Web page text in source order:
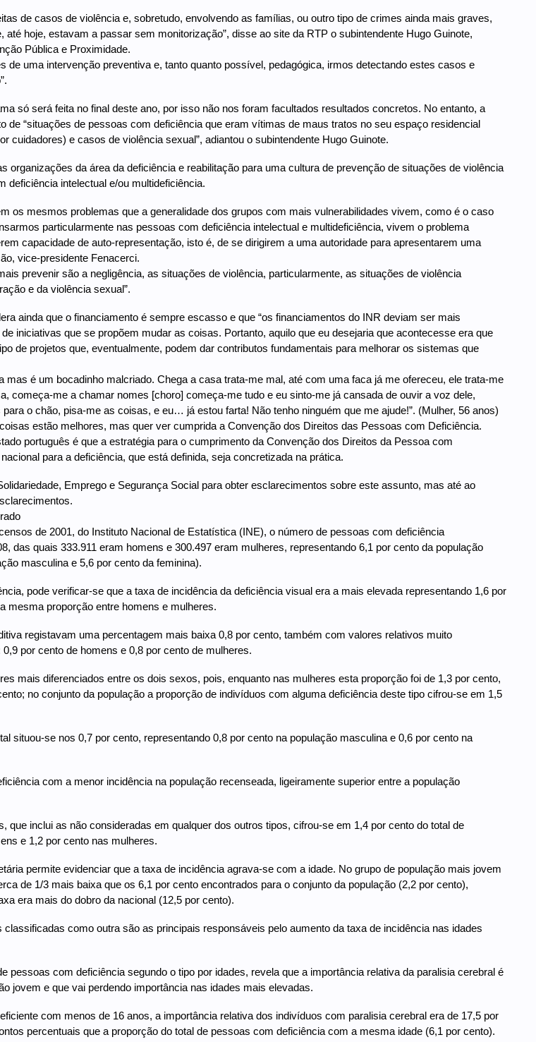
de casos de violência e, sobretudo, envolvendo as famílias, ou outro tipo de crimes ainda mais graves,
até hoje, estavam a passar sem monitorização”, disse ao site da RTP o subintendente Hugo Guinote,
Pública e Proximidade.
de uma intervenção preventiva e, tanto quanto possível, pedagógica, irmos detectando estes casos e
só será feita no final deste ano, por isso não nos foram facultados resultados concretos. No entanto, a
de “situações de pessoas com deficiência que eram vítimas de maus tratos no seu espaço residencial
cuidadores) e casos de violência sexual”, adiantou o subintendente Hugo Guinote.
organizações da área da deficiência e reabilitação para uma cultura de prevenção de situações de violência
deficiência intelectual e/ou multideficiência.
os mesmos problemas que a generalidade dos grupos com mais vulnerabilidades vivem, como é o caso
particularmente nas pessoas com deficiência intelectual e multideficiência, vivem o problema
capacidade de auto-representação, isto é, de se dirigirem a uma autoridade para apresentarem uma
vice-presidente Fenacerci.
prevenir são a negligência, as situações de violência, particularmente, as situações de violência
e da violência sexual”.
ainda que o financiamento é sempre escasso e que “os financiamentos do INR deviam ser mais
iniciativas que se propõem mudar as coisas. Portanto, aquilo que eu desejaria que acontecesse era que
de projetos que, eventualmente, podem dar contributos fundamentais para melhorar os sistemas que
mas é um bocadinho malcriado. Chega a casa trata-me mal, até com uma faca já me ofereceu, ele trata-me
começa-me a chamar nomes [choro] começa-me tudo e eu sinto-me já cansada de ouvir a voz dele,
o chão, pisa-me as coisas, e eu… já estou farta! Não tenho ninguém que me ajude!”. (Mulher, 56 anos)
estão melhores, mas quer ver cumprida a Convenção dos Direitos das Pessoas com Deficiência.
português é que a estratégia para o cumprimento da Convenção dos Direitos da Pessoa com
para a deficiência, que está definida, seja concretizada na prática.
Emprego e Segurança Social para obter esclarecimentos sobre este assunto, mas até ao
de 2001, do Instituto Nacional de Estatística (INE), o número de pessoas com deficiência
das quais 333.911 eram homens e 300.497 eram mulheres, representando 6,1 por cento da população
masculina e 5,6 por cento da feminina).
pode verificar-se que a taxa de incidência da deficiência visual era a mais elevada representando 1,6 por
mesma proporção entre homens e mulheres.
registavam uma percentagem mais baixa 0,8 por cento, também com valores relativos muito
por cento de homens e 0,8 por cento de mulheres.
mais diferenciados entre os dois sexos, pois, enquanto nas mulheres esta proporção foi de 1,3 por cento,
no conjunto da população a proporção de indivíduos com alguma deficiência deste tipo cifrou-se em 1,5
situou-se nos 0,7 por cento, representando 0,8 por cento na população masculina e 0,6 por cento na
com a menor incidência na população recenseada, ligeiramente superior entre a população
que inclui as não consideradas em qualquer dos outros tipos, cifrou-se em 1,4 por cento do total de
e 1,2 por cento nas mulheres.
permite evidenciar que a taxa de incidência agrava-se com a idade. No grupo de população mais jovem
de 1/3 mais baixa que os 6,1 por cento encontrados para o conjunto da população (2,2 por cento),
era mais do dobro da nacional (12,5 por cento).
como outra são as principais responsáveis pelo aumento da taxa de incidência nas idades
pessoas com deficiência segundo o tipo por idades, revela que a importância relativa da paralisia cerebral é
jovem e que vai perdendo importância nas idades mais elevadas.
com menos de 16 anos, a importância relativa dos indivíduos com paralisia cerebral era de 17,5 por
percentuais que a proporção do total de pessoas com deficiência com a mesma idade (6,1 por cento).